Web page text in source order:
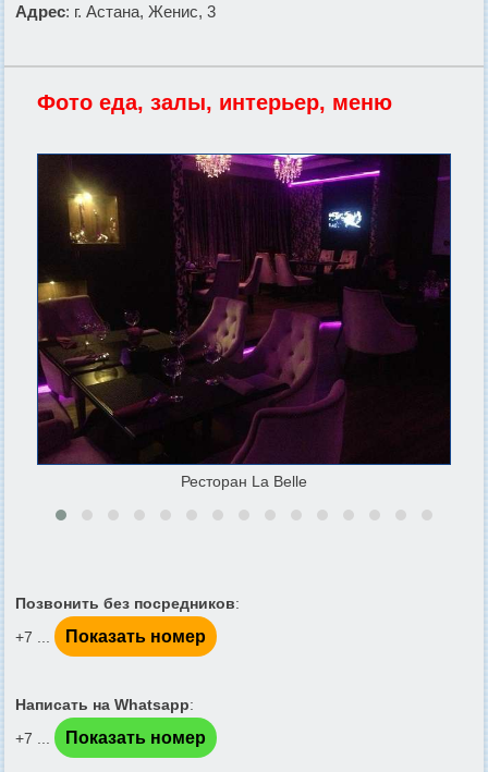
Адрес: г. Астана, Женис, 3
Фото еда, залы, интерьер, меню
Ресторан La Belle
Позвонить без посредников:
+7 ...
Показать номер
Написать на Whatsapp:
+7 ...
Показать номер